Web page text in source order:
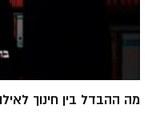
מה ההבדל בין חינוך